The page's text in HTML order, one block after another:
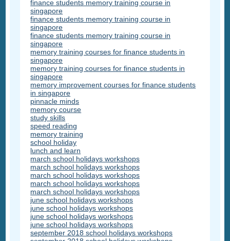
finance students memory training course in
singapore
finance students memory training course in
singapore
finance students memory training course in
singapore
memory training courses for finance students in
singapore
memory training courses for finance students in
singapore
memory improvement courses for finance students
in singapore
pinnacle minds
memory course
study skills
speed reading
memory training
school holiday
lunch and learn
march school holidays workshops
march school holidays workshops
march school holidays workshops
march school holidays workshops
march school holidays workshops
june school holidays workshops
june school holidays workshops
june school holidays workshops
june school holidays workshops
september 2018 school holidays workshops